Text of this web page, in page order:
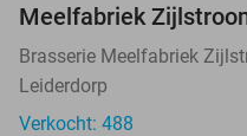
Meelfabriek
Brasserie Meelfabriek
Leiderdorp
Verkocht: 488